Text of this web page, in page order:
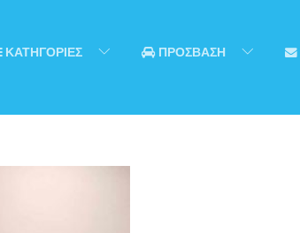
ΚΑΤΗΓΟΡΙΕΣ ΠΡΟΣΒΑΣΗ